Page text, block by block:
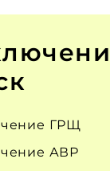
ГРЩ
АВР